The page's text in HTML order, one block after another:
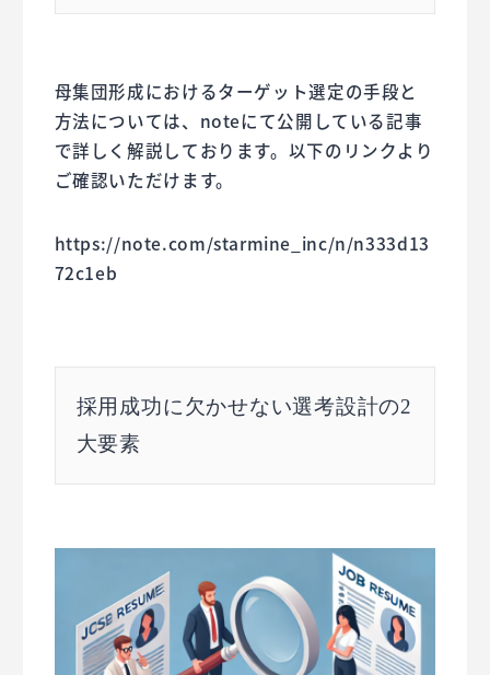
母集団形成におけるターゲット選定の手段と
方法については、noteにて公開している記事
で詳しく解説しております。以下のリンクより
ご確認いただけます。
https://note.com/starmine_inc/n/n333d13
72c1eb
採用成功に欠かせない選考設計の2
大要素